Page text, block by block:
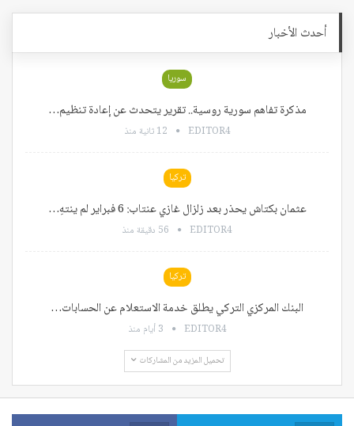
أحدث الأخبار
سوريا
مذكرة تفاهم سورية روسية.. تقرير يتحدث عن إعادة تنظيم…
EDITOR4 12 ثانية منذ
تركيا
عثمان بكتاش يحذر بعد زلزال غازي عنتاب: 6 فبراير لم ينتهِ…
EDITOR4 56 دقيقة منذ
تركيا
البنك المركزي التركي يطلق خدمة الاستعلام عن الحسابات…
EDITOR4 3 أيام منذ
تحميل المزيد من المشاركات